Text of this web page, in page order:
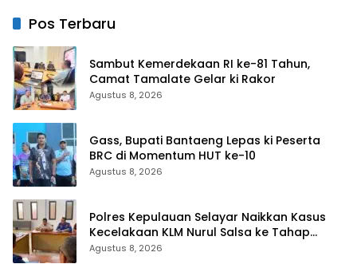
Pos Terbaru
Sambut Kemerdekaan RI ke-81 Tahun,
Camat Tamalate Gelar ki Rakor
Agustus 8, 2026
Gass, Bupati Bantaeng Lepas ki Peserta
BRC di Momentum HUT ke-10
Agustus 8, 2026
Polres Kepulauan Selayar Naikkan Kasus
Kecelakaan KLM Nurul Salsa ke Tahap
Penyidikan
Agustus 8, 2026